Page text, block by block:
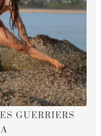
GUERRIERS